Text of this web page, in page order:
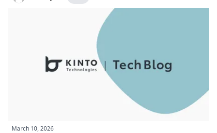
March 10, 2026